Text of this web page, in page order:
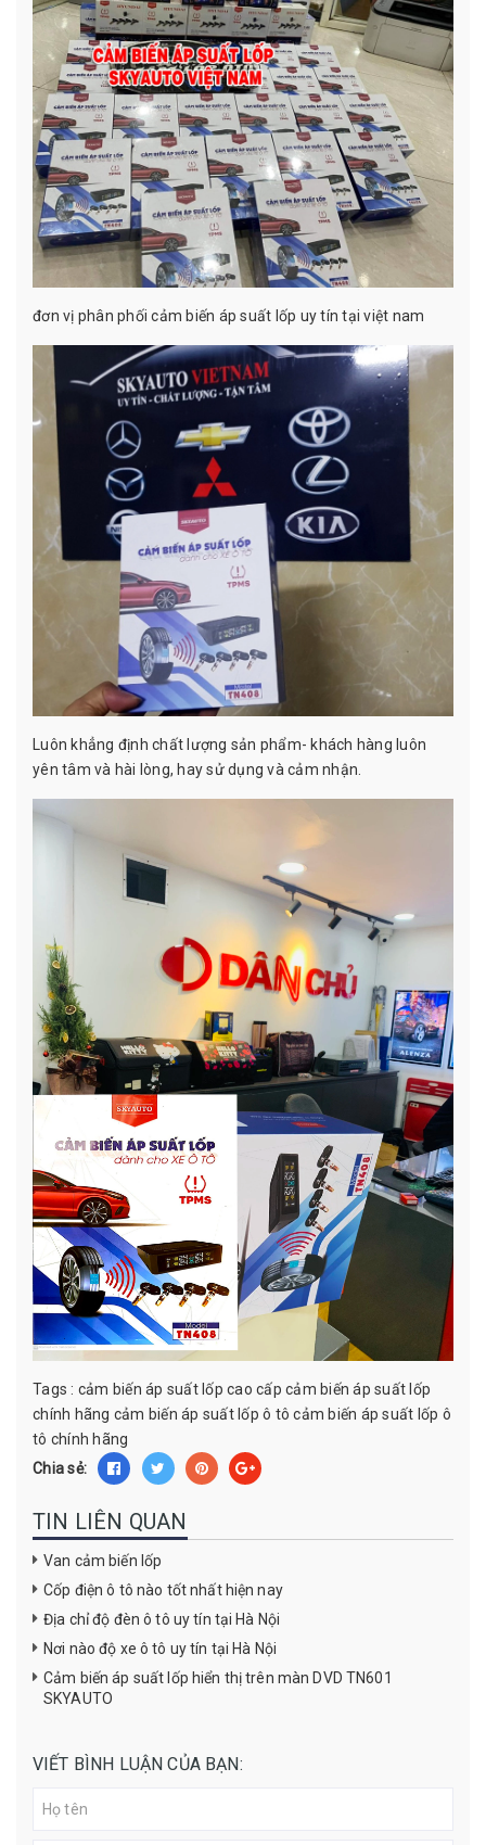
đơn vị phân phối cảm biến áp suất lốp uy tín tại việt nam
Luôn khẳng định chất lượng sản phẩm- khách hàng luôn
yên tâm và hài lòng, hay sử dụng và cảm nhận.
Tags : cảm biến áp suất lốp cao cấp cảm biến áp suất lốp
chính hãng cảm biến áp suất lốp ô tô cảm biến áp suất lốp ô
tô chính hãng
Chia sẻ:
TIN LIÊN QUAN
Van cảm biến lốp
Cốp điện ô tô nào tốt nhất hiện nay
Địa chỉ độ đèn ô tô uy tín tại Hà Nội
Nơi nào độ xe ô tô uy tín tại Hà Nội
Cảm biến áp suất lốp hiển thị trên màn DVD TN601
SKYAUTO
VIẾT BÌNH LUẬN CỦA BẠN: